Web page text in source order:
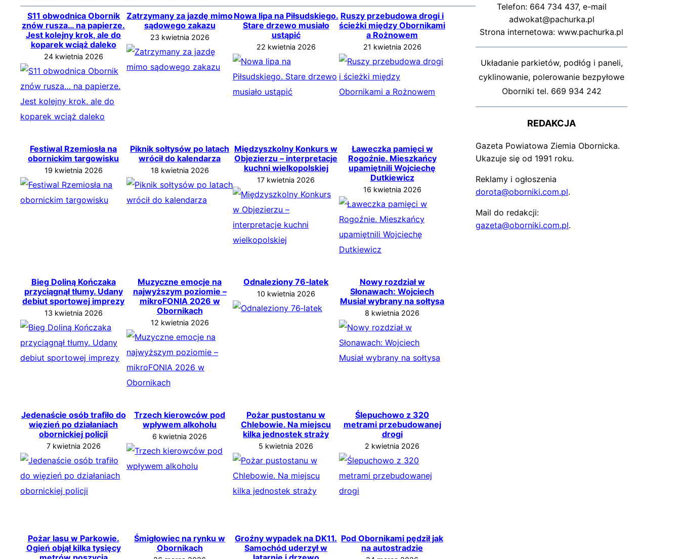
S11 obwodnica Obornik
znów rusza… na papierze.
Jest kolejny krok, ale do
koparek wciąż daleko
24 kwietnia 2026
Zatrzymany za jazdę mimo
sądowego zakazu
23 kwietnia 2026
Nowa lipa na Piłsudskiego.
Stare drzewo musiało
ustąpić
22 kwietnia 2026
Ruszy przebudowa drogi i
ścieżki między Obornikami
a Rożnowem
21 kwietnia 2026
Festiwal Rzemiosła na
obornickim targowisku
19 kwietnia 2026
Piknik sołtysów po latach
wrócił do kalendarza
18 kwietnia 2026
Międzyszkolny Konkurs w
Objezierzu – interpretacje
kuchni wielkopolskiej
17 kwietnia 2026
Ławeczka pamięci w
Rogoźnie. Mieszkańcy
upamiętnili Wojciechę
Dutkiewicz
16 kwietnia 2026
Bieg Doliną Kończaka
przyciągnął tłumy. Udany
debiut sportowej imprezy
13 kwietnia 2026
Muzyczne emocje na
najwyższym poziomie –
mikroFONIA 2026 w
Obornikach
12 kwietnia 2026
Odnaleziony 76‑latek
10 kwietnia 2026
Nowy rozdział w
Słonawach: Wojciech
Musiał wybrany na sołtysa
8 kwietnia 2026
Jedenaście osób trafiło do
więzień po działaniach
obornickiej policji
7 kwietnia 2026
Trzech kierowców pod
wpływem alkoholu
6 kwietnia 2026
Pożar pustostanu w
Chlebowie. Na miejscu
kilka jednostek straży
5 kwietnia 2026
Ślepuchowo z 320
metrami przebudowanej
drogi
2 kwietnia 2026
Pożar lasu w Parkowie.
Ogień objął kilka tysięcy
Śmigłowiec na rynku w
Obornikach
Groźny wypadek na DK11.
Samochód uderzył w
Pod Obornikami pędził jak
na autostradzie
Telefon: 664 734 437, e-mail
adwokat@pachurka.pl
Strona internetowa: www.pachurka.pl
Układanie parkietów, podłóg i paneli,
cyklinowanie, polerowanie bezpyłowe
Oborniki tel. 669 934 242
REDAKCJA
Gazeta Powiatowa Ziemia Obornicka.
Ukazuje się od 1991 roku.
Reklamy i ogłoszenia
dorota@oborniki.com.pl.
Mail do redakcji:
gazeta@oborniki.com.pl.